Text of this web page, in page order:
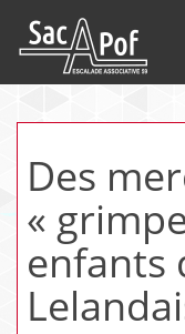
Des
«
enfants